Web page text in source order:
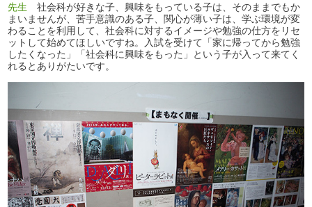
先生 社会科が好きな子、興味をもっている子は、そのままでもか
まいませんが、苦手意識のある子、関心が薄い子は、学ぶ環境が変
わることを利用して、社会科に対するイメージや勉強の仕方をリセ
ットして始めてほしいですね。入試を受けて「家に帰ってから勉強
したくなった」「社会科に興味をもった」という子が入って来てく
れるとありがたいです。